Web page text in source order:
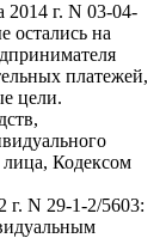
г. N 03-04-
остались на
платежей,
цели.
лица, Кодексом
г. N 29-1-2/5603: